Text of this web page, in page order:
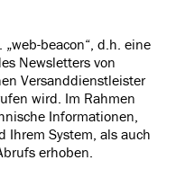
beacon“, d.h. eine
Newsletters von
Versanddienstleister
wird. Im Rahmen
Informationen,
Ihrem System, als auch
erhoben.